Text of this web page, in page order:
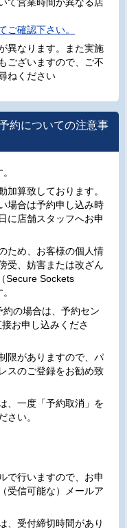
ご確認下さい。
異なります。また実施
ございますので、ご不
ねください
約についての注意事
加算致しております。
場合は予約申し込み時
に店舗スタッフへお申
ため、お客様の個人情
受、妨害または改ざん
Secure Sockets
の場合は、予約セン
お申し込みくださ
限がありますので、パ
スのご登録をお勧め致
、一度「予約取消」を
さい。
で行いますので、お申
受信可能な）メールア
、受付締切時間があり